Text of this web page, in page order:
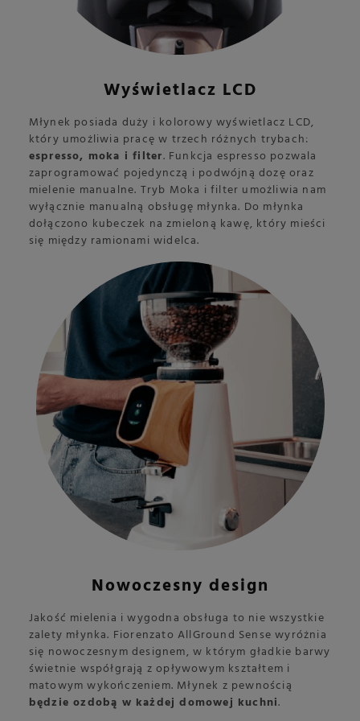
Wyświetlacz LCD
Młynek posiada duży i kolorowy wyświetlacz LCD,
który umożliwia pracę w trzech różnych trybach:
espresso, moka i filter. Funkcja espresso pozwala
zaprogramować pojedynczą i podwójną dozę oraz
mielenie manualne. Tryb Moka i filter umożliwia nam
wyłącznie manualną obsługę młynka. Do młynka
dołączono kubeczek na zmieloną kawę, który mieści
się między ramionami widelca.
Nowoczesny design
Jakość mielenia i wygodna obsługa to nie wszystkie
zalety młynka. Fiorenzato AllGround Sense wyróżnia
się nowoczesnym designem, w którym gładkie barwy
świetnie współgrają z opływowym kształtem i
matowym wykończeniem. Młynek z pewnością
będzie ozdobą w każdej domowej kuchni.